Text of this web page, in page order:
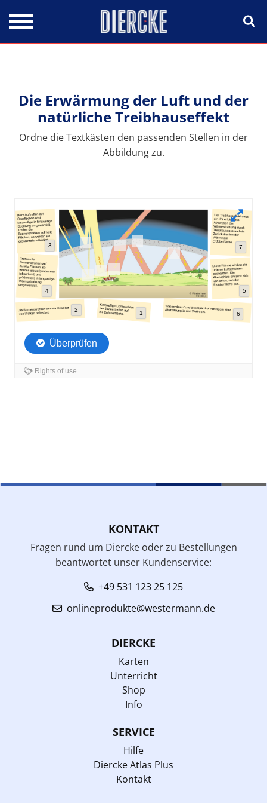
Die Erwärmung der Luft und der
natürliche Treibhauseffekt
Ordne die Textkästen den passenden Stellen in der
Abbildung zu.
KONTAKT
Fragen rund um Diercke oder zu Bestellungen
beantwortet unser Kundenservice:
+49 531 123 25 125
onlineprodukte@westermann.de
DIERCKE
Karten
Unterricht
Shop
Info
SERVICE
Hilfe
Diercke Atlas Plus
Kontakt